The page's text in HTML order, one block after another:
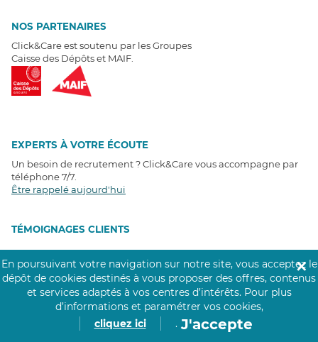
NOS PARTENAIRES
Click&Care est soutenu par les Groupes
Caisse des Dépôts et MAIF.
EXPERTS À VOTRE ÉCOUTE
Un besoin de recrutement ? Click&Care vous accompagne par
téléphone 7/7
Être rappelé aujourd'hui
TÉMOIGNAGES CLIENTS
4,6/5
Avis clientsrécoltés sur
Google
En poursuivant votre navigation sur notre site, vous acceptez le
dépôt de cookies destinés à vous proposer des offres, contenus
et services adaptés à vos centres d’intérêts. Pour plus
d’informations et paramétrer vos cookies,
cliquez ici
. J'accepte
✕